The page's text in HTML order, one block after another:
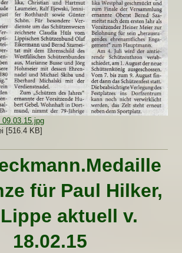
[516.4 KB]
für Paul Hilker,
aktuell v.
18.02.15